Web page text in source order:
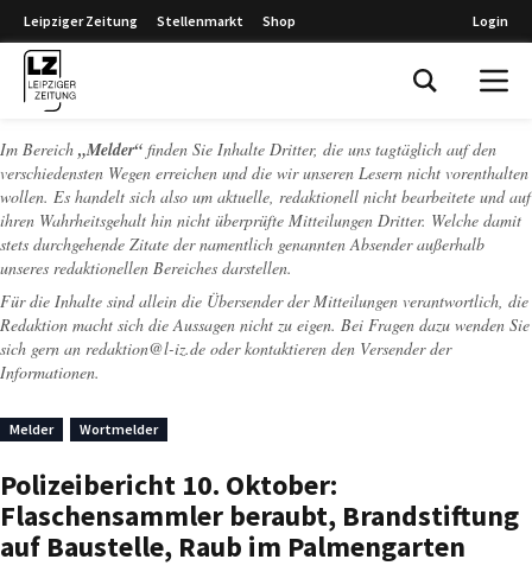
Leipziger Zeitung Stellenmarkt Shop Login
Im Bereich „Melder“ finden Sie Inhalte Dritter, die uns tagtäglich auf den
verschiedensten Wegen erreichen und die wir unseren Lesern nicht vorenthalten
wollen. Es handelt sich also um aktuelle, redaktionell nicht bearbeitete und auf
ihren Wahrheitsgehalt hin nicht überprüfte Mitteilungen Dritter. Welche damit
stets durchgehende Zitate der namentlich genannten Absender außerhalb
unseres redaktionellen Bereiches darstellen.
Für die Inhalte sind allein die Übersender der Mitteilungen verantwortlich, die
Redaktion macht sich die Aussagen nicht zu eigen. Bei Fragen dazu wenden Sie
sich gern an redaktion@l-iz.de oder kontaktieren den Versender der
Informationen.
Melder Wortmelder
Polizeibericht 10. Oktober:
Flaschensammler beraubt, Brandstiftung
auf Baustelle, Raub im Palmengarten